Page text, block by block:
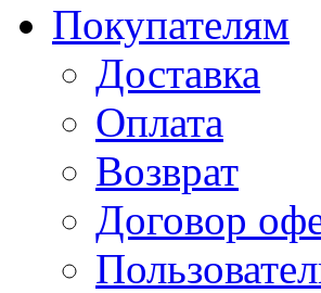
Покупателям
Доставка
Оплата
Возврат
Договор